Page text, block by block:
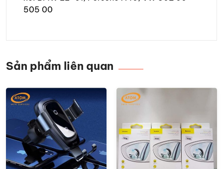
505 00
Sản phẩm liên quan